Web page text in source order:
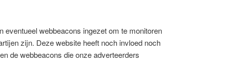
eventueel webbeacons ingezet om te monitoren
zijn. Deze website heeft noch invloed noch
de webbeacons die onze adverteerders